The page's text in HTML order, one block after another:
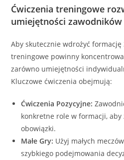
Ćwiczenia treningowe
umiejętności
Aby skutecznie wdrożyć formację
treningowe powinny
zarówno umiejętności
Kluczowe ćwiczenia obejmują:
Ćwiczenia Pozycyjne:
konkretne role w formacji, aby
obowiązki.
Małe Gry: Użyj małych
szybkiego podejmowania